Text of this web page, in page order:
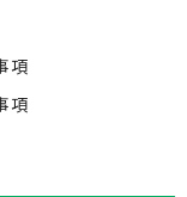
項
項